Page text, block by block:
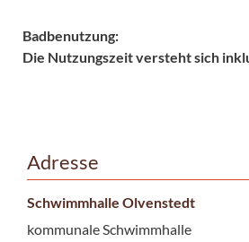
Badbenutzung:
Die Nutzungszeit versteht sich
Adresse
Schwimmhalle Olvenstedt
kommunale Schwimmhalle